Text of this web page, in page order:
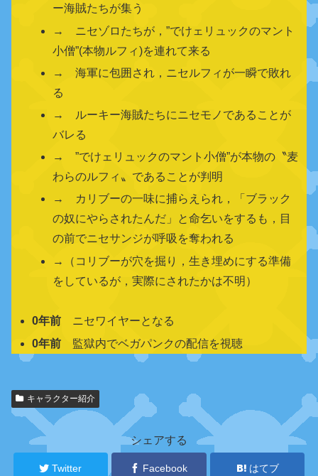
ー海賊たちが集う
→ ニセゾロたちが，”でけェリュックのマント
小僧”(本物ルフィ)を連れて来る
→ 海軍に包囲され，ニセルフィが一瞬で敗れ
る
→ ルーキー海賊たちにニセモノであることが
バレる
→ ”でけェリュックのマント小僧”が本物の〝麦
わらのルフィ〟であることが判明
→ カリブーの一味に捕らえられ，「ブラック
の奴にやらされたんだ」と命乞いをするも，目
の前でニセサンジが呼吸を奪われる
→（コリブーが穴を掘り，生き埋めにする準備
をしているが，実際にされたかは不明）
0年前 ニセワイヤーとなる
0年前 監獄内でベガパンクの配信を視聴
関
連
キ
キャラクター紹介
シェアする
Twitter Facebook はてブ